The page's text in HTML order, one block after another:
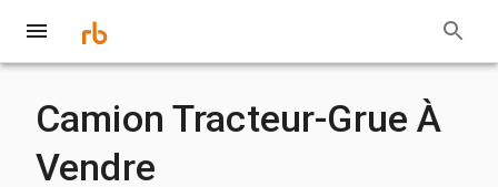
Camion Tracteur-Grue À
Vendre